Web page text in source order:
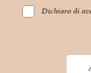
Dichiaro di